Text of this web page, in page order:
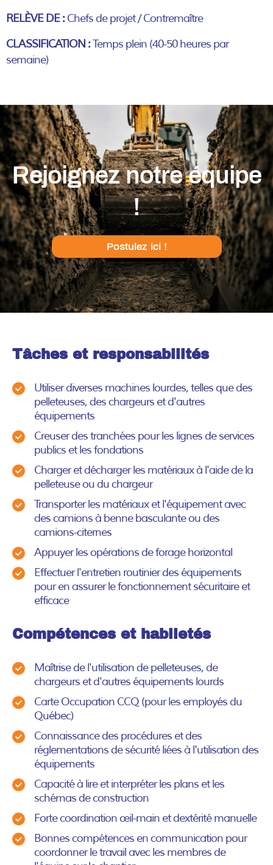
RELÈVE DE : Chefs de projet / Contremaître
CLASSIFICATION :Temps plein (40-50 heures par
semaine)
Rejoignez notre équipe
!
Postulez ici !
Tâches et responsabilités
Utiliser diverses machines lourdes, telles que des
pelleteuses, des chargeurs et d'autres
équipements
Creuser des tranchées pour les lignes de services
publics et les fondations
Charger et décharger les matériaux à l'aide de la
pelleteuse ou du chargeur
Transporter les matériaux et l'équipement avec
des camions à benne basculante ou des
camions-citernes
Appuyer les opérations de forage horizontal
Effectuer l'entretien routinier des équipements
pour en assurer le fonctionnement sécuritaire et
efficace
Compétences et habiletés
Maîtrise de l'utilisation de pelleteuses, de
chargeurs et d'autres équipements lourds
Carte Occupation CCQ (pour les employés du
Québec)
Connaissance des procédures et des
réglementations de sécurité liées à l'utilisation des
équipements
Capacité à lire et interpréter les plans et les
schémas de construction
Forte coordination œil-main et dextérité manuelle
Bonnes compétences en communication pour
coordonner le travail avec les membres de